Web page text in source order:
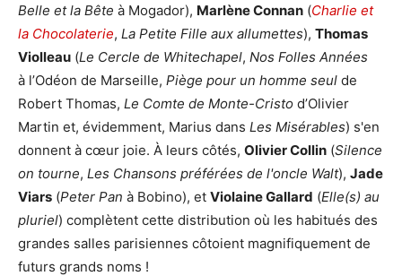
Belle et la Bête à Mogador), Marlène Connan (Charlie et
la Chocolaterie, La Petite Fille aux allumettes), Thomas
Violleau (Le Cercle de Whitechapel, Nos Folles Années
à l’Odéon de Marseille, Piège pour un homme seul de
Robert Thomas, Le Comte de Monte-Cristo d’Olivier
Martin et, évidemment, Marius dans Les Misérables) s'en
donnent à cœur joie. À leurs côtés, Olivier Collin (Silence
on tourne, Les Chansons préférées de l'oncle Walt), Jade
Viars (Peter Pan à Bobino), et Violaine Gallard (Elle(s) au
pluriel) complètent cette distribution où les habitués des
grandes salles parisiennes côtoient magnifiquement de
futurs grands noms !